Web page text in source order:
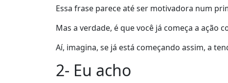
Essa frase parece até ser motivadora num
Mas a verdade, é que você já começa a
Aí, imagina, se já está começando assim, a
2- Eu acho